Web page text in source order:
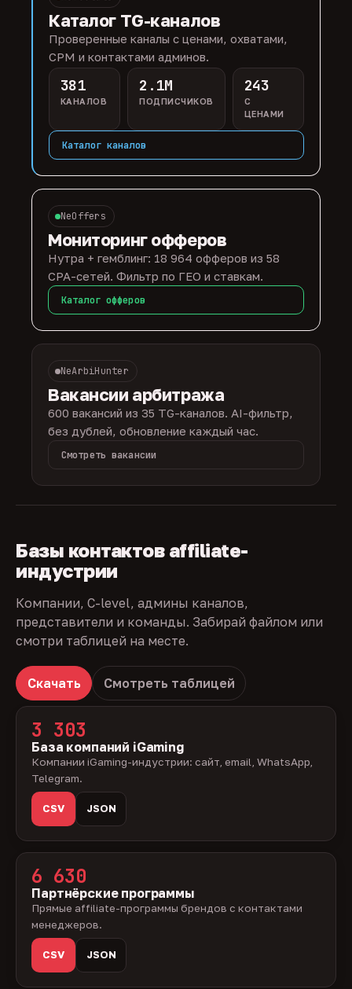
Каталог TG-каналов
Проверенные каналы с ценами, охватами,
CPM и контактами админов.
381
КАНАЛОВ
2.1M
ПОДПИСЧИКОВ
243
С
ЦЕНАМИ
Каталог каналов
NeOffers
Мониторинг офферов
Нутра + гемблинг: 18 964 офферов из 58
CPA-сетей. Фильтр по ГЕО и ставкам.
Каталог офферов
NeArbiHunter
Вакансии арбитража
600 вакансий из 35 TG-каналов. AI-фильтр,
без дублей, обновление каждый час.
Смотреть вакансии
Базы контактов affiliate-
индустрии
Компании, C-level, админы каналов,
представители и команды. Забирай файлом или
смотри таблицей на месте.
Скачать Смотреть таблицей
3 303
База компаний iGaming
Компании iGaming-индустрии: сайт, email, WhatsApp,
Telegram.
CSV JSON
6 630
Партнёрские программы
Прямые affiliate-программы брендов с контактами
менеджеров.
CSV JSON